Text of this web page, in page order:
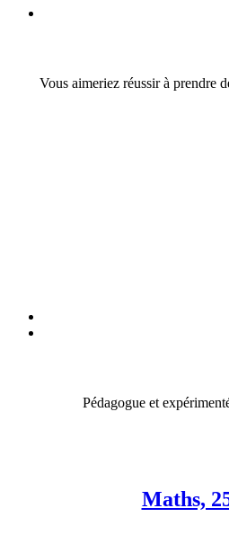
Vous aimeriez réussir à prendre
Pédagogue et
Maths,